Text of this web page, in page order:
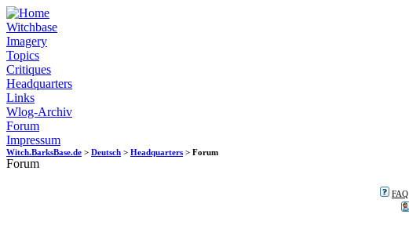
Witchbase
Imagery
Topics
Critiques
Headquarters
Links
Wlog-Archiv
Forum
Impressum
Witch.BarksBase.de > Deutsch > Headquarters > Forum
Forum
FAQ